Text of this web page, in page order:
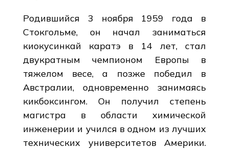
Родившийся 3 ноября 1959 года в
Стокгольме, он начал заниматься
киокусинкай каратэ в 14 лет, стал
двукратным чемпионом Европы в
тяжелом весе, а позже победил в
Австралии, одновременно занимаясь
кикбоксингом. Он получил степень
магистра в области химической
инженерии и учился в одном из лучших
технических университетов Америки.